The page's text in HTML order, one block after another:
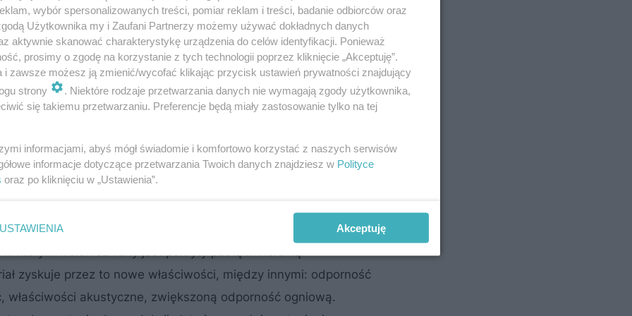
takich jak: izolacja akustyczna i termiczna, pokrycia
powierzchni, materiały wzmacniające oraz filtrujące.
hale dla zakładu Guillin Polska
Beskidach otwarte. Hotel Mercure
którym welon szklany jest pokryty pastą mineralną
zyskuje przez to nowe właściwości, między innymi: odporność
akustyczne, zwiększoną odporność ogniową.
wybór spersonalizowanych treści, pomiar reklam i treści, badanie odbiorców oraz
Użytkownika my i Zaufani Partnerzy możemy używać dokładnych danych
aktywnie skanować charakterystykę urządzenia do celów identyfikacji. Ponieważ
prosimy o zgodę na korzystanie z tych technologii poprzez kliknięcie „Akceptuję”.
i zawsze możesz ją zmienić/wycofać klikając przycisk ustawień prywatności znajdujący
strony
. Niektóre rodzaje przetwarzania danych nie wymagają zgody użytkownika,
się takiemu przetwarzaniu. Preferencje będą miały zastosowanie tylko na tej
informacjami, abyś mógł świadomie i komfortowo korzystać z naszych serwisów
informacje dotyczące przetwarzania Twoich danych znajdziesz w Polityce
oraz po kliknięciu w „Ustawienia”.
USTAWIENIA Akceptuję